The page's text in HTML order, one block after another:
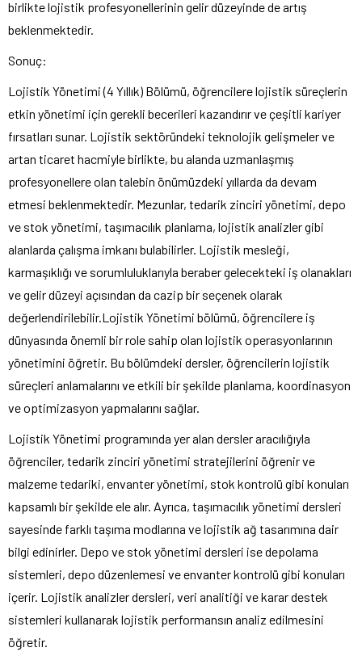
birlikte lojistik profesyonellerinin gelir düzeyinde de artış
beklenmektedir.
Sonuç:
Lojistik Yönetimi (4 Yıllık) Bölümü, öğrencilere lojistik süreçlerin
etkin yönetimi için gerekli becerileri kazandırır ve çeşitli kariyer
fırsatları sunar. Lojistik sektöründeki teknolojik gelişmeler ve
artan ticaret hacmiyle birlikte, bu alanda uzmanlaşmış
profesyonellere olan talebin önümüzdeki yıllarda da devam
etmesi beklenmektedir. Mezunlar, tedarik zinciri yönetimi, depo
ve stok yönetimi, taşımacılık planlama, lojistik analizler gibi
alanlarda çalışma imkanı bulabilirler. Lojistik mesleği,
karmaşıklığı ve sorumluluklarıyla beraber gelecekteki iş olanakları
ve gelir düzeyi açısından da cazip bir seçenek olarak
değerlendirilebilir.Lojistik Yönetimi bölümü, öğrencilere iş
dünyasında önemli bir role sahip olan lojistik operasyonlarının
yönetimini öğretir. Bu bölümdeki dersler, öğrencilerin lojistik
süreçleri anlamalarını ve etkili bir şekilde planlama, koordinasyon
ve optimizasyon yapmalarını sağlar.
Lojistik Yönetimi programında yer alan dersler aracılığıyla
öğrenciler, tedarik zinciri yönetimi stratejilerini öğrenir ve
malzeme tedariki, envanter yönetimi, stok kontrolü gibi konuları
kapsamlı bir şekilde ele alır. Ayrıca, taşımacılık yönetimi dersleri
sayesinde farklı taşıma modlarına ve lojistik ağ tasarımına dair
bilgi edinirler. Depo ve stok yönetimi dersleri ise depolama
sistemleri, depo düzenlemesi ve envanter kontrolü gibi konuları
içerir. Lojistik analizler dersleri, veri analitiği ve karar destek
sistemleri kullanarak lojistik performansın analiz edilmesini
öğretir.